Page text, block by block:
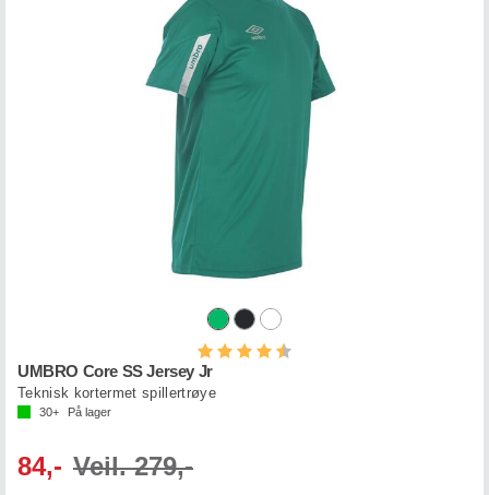
Karakter:
UMBRO Core SS Jersey Jr
Teknisk kortermet spillertrøye
30+ På lager
84,- Veil. 279,-